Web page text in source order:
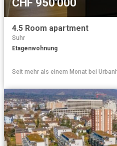
CHF 950'000
4.5 Room apartment
Suhr
Etagenwohnung
Seit mehr als einem Monat bei